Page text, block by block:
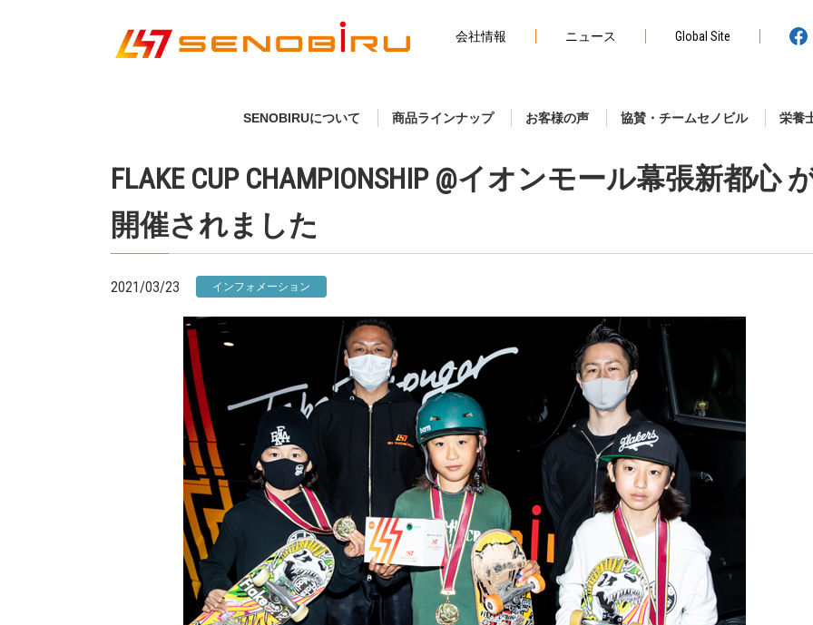
会社情報 ニュース Global Site
SENOBIRUについて 商品ラインナップ お客様の声 協賛・チームセノビル 栄養
FLAKE CUP CHAMPIONSHIP @イオンモール幕張新都心
開催されました
2021/03/23 インフォメーション